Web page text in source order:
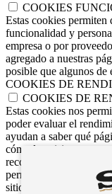
COOKIES
Estas cookies
funcionalidad y
empresa o por
agregado a nuestras
posible que algunos de
COOKIES DE
COOKIES DE
Estas cookies nos
poder evaluar el
ayudan a saber qué
cómo los visitantes
recogen estas cookies
permite utilizar estas
sitio y no podremos